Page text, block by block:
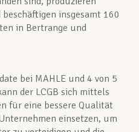
insgesamt 160
in Bertrange und
bei MAHLE und 4 von 5
der LCGB sich mittels
für eine bessere Qualität
einsetzen, um